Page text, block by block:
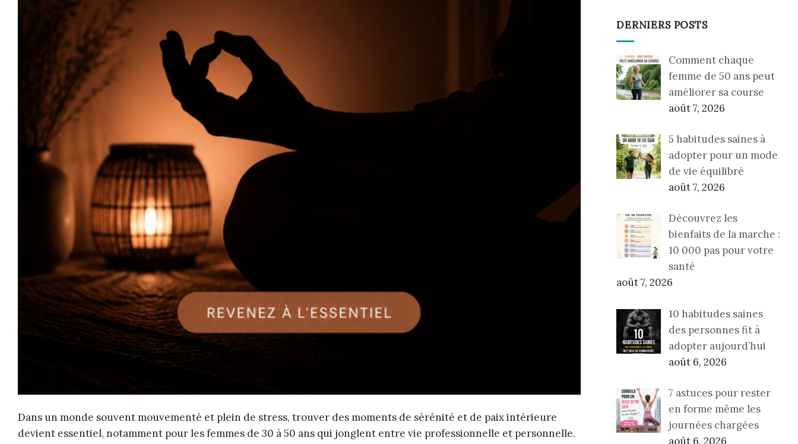
Dans un monde souvent mouvementé et plein de stress, trouver des moments de sérénité et de paix intérieure
devient essentiel, notamment pour les femmes de 30 à 50 ans qui jonglent entre vie professionnelle et personnelle.
DERNIERS POSTS
Comment chaque
femme de 50 ans peut
améliorer sa course
août 7, 2026
5 habitudes saines à
adopter pour un mode
de vie équilibré
août 7, 2026
Découvrez les
bienfaits de la marche :
10 000 pas pour votre
santé
août 7, 2026
10 habitudes saines
des personnes fit à
adopter aujourd’hui
août 6, 2026
7 astuces pour rester
en forme même les
journées chargées
août 6, 2026